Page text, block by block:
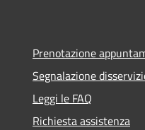
Prenotazione
Segnalazione
Leggi le FAQ
Richiesta assistenza